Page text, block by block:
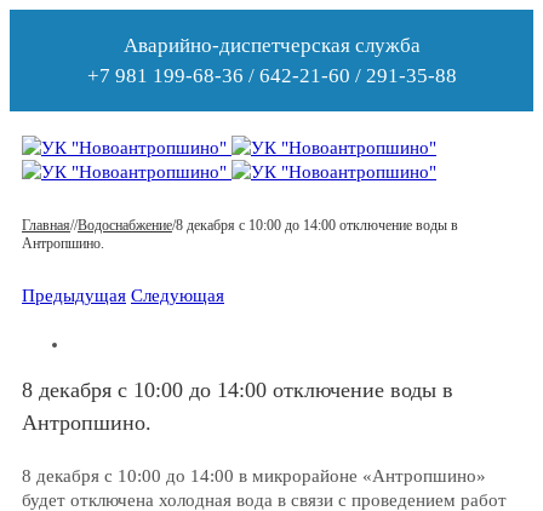
Аварийно-диспетчерская служба
+7 981 199-68-36 / 642-21-60 / 291-35-88
Главная//Водоснабжение/8 декабря с 10:00 до 14:00 отключение воды в
Антропшино.
Предыдущая Следующая
8 декабря с 10:00 до 14:00 отключение воды в
Антропшино.
8 декабря с 10:00 до 14:00 в микрорайоне «Антропшино»
будет отключена холодная вода в связи с проведением работ